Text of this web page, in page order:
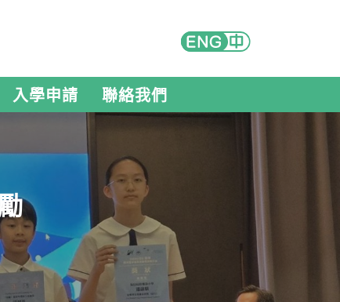
入學申請 聯絡我們